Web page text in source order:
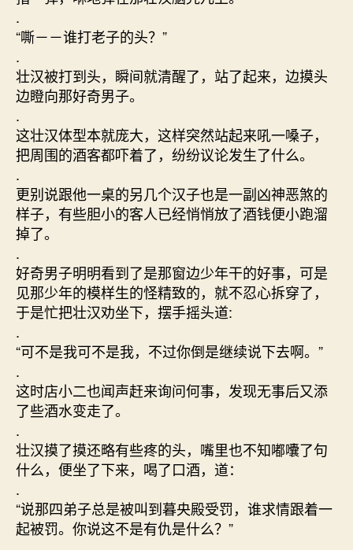
.
“嘶－－谁打老子的头？”
.
壮汉被打到头，瞬间就清醒了，站了起来，边摸头
边瞪向那好奇男子。
.
这壮汉体型本就庞大，这样突然站起来吼一嗓子，
把周围的酒客都吓着了，纷纷议论发生了什么。
.
更别说跟他一桌的另几个汉子也是一副凶神恶煞的
样子，有些胆小的客人已经悄悄放了酒钱便小跑溜
掉了。
.
好奇男子明明看到了是那窗边少年干的好事，可是
见那少年的模样生的怪精致的，就不忍心拆穿了，
于是忙把壮汉劝坐下，摆手摇头道:
.
“可不是我可不是我，不过你倒是继续说下去啊。”
.
这时店小二也闻声赶来询问何事，发现无事后又添
了些酒水变走了。
.
壮汉摸了摸还略有些疼的头，嘴里也不知嘟囔了句
什么，便坐了下来，喝了口酒，道：
.
“说那四弟子总是被叫到暮央殿受罚，谁求情跟着一
起被罚。你说这不是有仇是什么？”